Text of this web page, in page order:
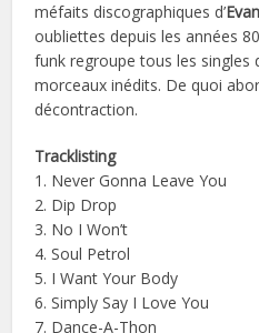
méfaits discographiques d’
oubliettes depuis les années
funk regroupe tous les singles
morceaux inédits. De quoi
décontraction.
Tracklisting
1. Never Gonna Leave You
2. Dip Drop
3. No I Won’t
4. Soul Petrol
5. I Want Your Body
6. Simply Say I Love You
7. Dance-A-Thon